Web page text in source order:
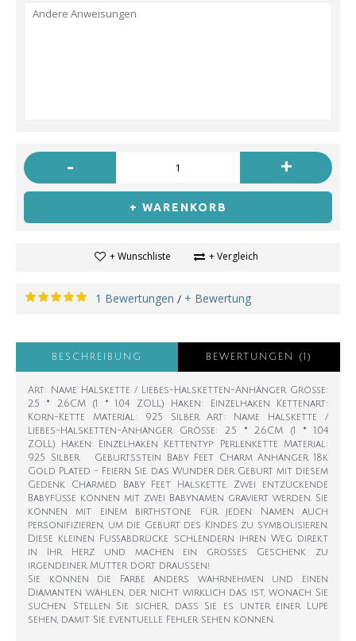
- +
+ WARENKORB
+ Wunschliste + Vergleich
1 Bewertungen / + Bewertung
BESCHREIBUNG BEWERTUNGEN (1)
Art: Name Halskette / Liebes-Halsketten-Anhänger Größe:
2.5 * 2.6CM (1 * 1.04 ZOLL) Haken: Einzelhaken Kettenart:
Korn-Kette Material: 925 Silber Art: Name Halskette /
Liebes-Halsketten-Anhänger Größe: 2.5 * 2.6CM (1 * 1.04
ZOLL) Haken: Einzelhaken Kettentyp: Perlenkette Material:
925 Silber Geburtsstein Baby Feet Charm Anhänger 18k
Gold Plated - Feiern Sie das Wunder der Geburt mit diesem
Gedenk Charmed Baby Feet Halskette. Zwei entzückende
Babyfüße können mit zwei Babynamen graviert werden. Sie
können mit einem birthstone für jeden Namen auch
personifizieren, um die Geburt des Kindes zu symbolisieren.
Diese kleinen Fußabdrücke schlendern ihren Weg direkt
in Ihr Herz und machen ein großes Geschenk zu
irgendeiner Mutter dort draussen!
Sie können die Farbe anders wahrnehmen und einen
Diamanten wählen, der nicht wirklich das ist, wonach Sie
suchen. Stellen Sie sicher, dass Sie es unter einer Lupe
sehen, damit Sie eventuelle Fehler sehen können.